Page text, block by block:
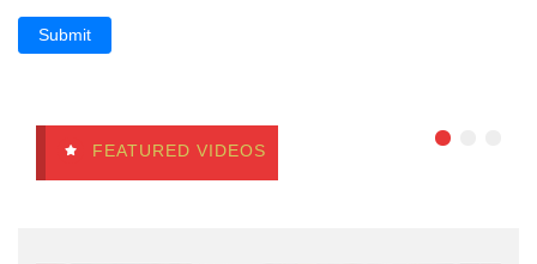
Submit
FEATURED VIDEOS